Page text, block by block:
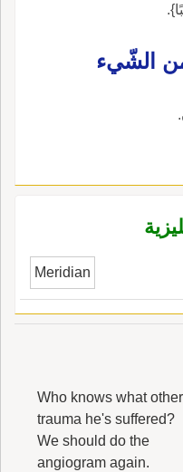
الشّيء
Meridian
Who knows what other
trauma he's suffered?
We should do the
angiogram again.